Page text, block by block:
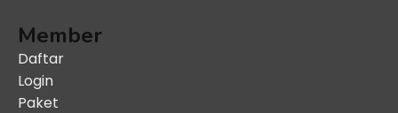
Member
Daftar
Login
Paket